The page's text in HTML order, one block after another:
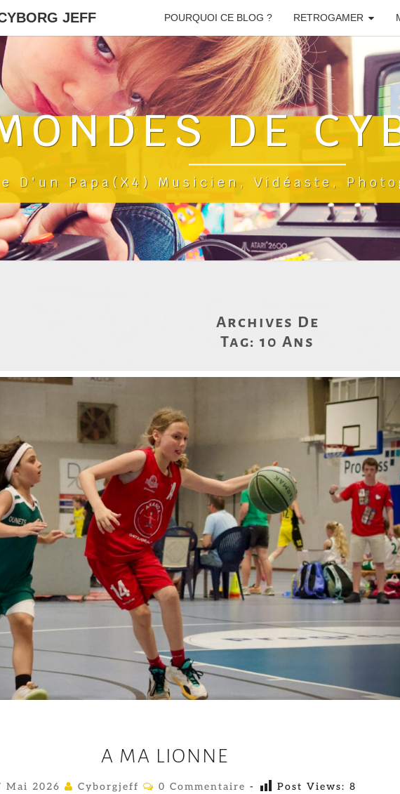
JEFF POURQUOI CE BLOG ? RETROGAMER
DE
D'un Papa(x4) Musicien, Vidéaste,
Archives De
Tag: 10 Ans
M
A
A MA LIONNE
Mai 2026 Cyborgjeff
C
0 Commentaire - Post Views: 8